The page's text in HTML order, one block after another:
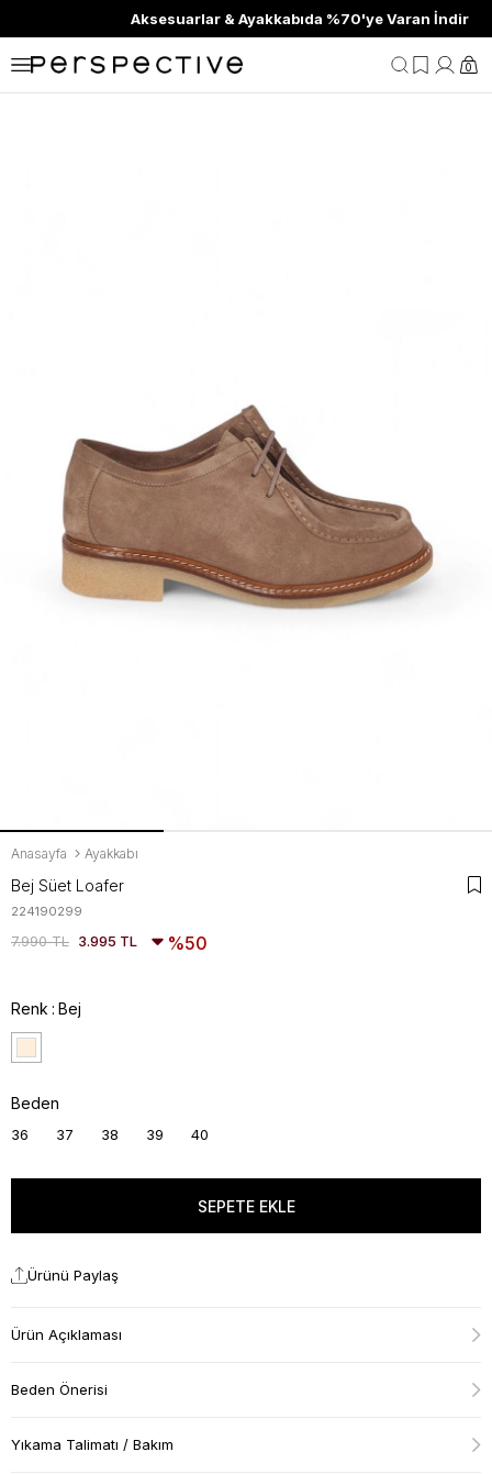
Aksesuarlar & Ayakkabıda %70'ye Varan İndirim
0
Anasayfa Ayakkabı
Bej Süet Loafer
224190299
7.990 TL 3.995 TL 50
Renk Bej
Beden
36 37 38 39 40
Ürünü Paylaş
Ürün Açıklaması
Beden Önerisi
Yıkama Talimatı / Bakım